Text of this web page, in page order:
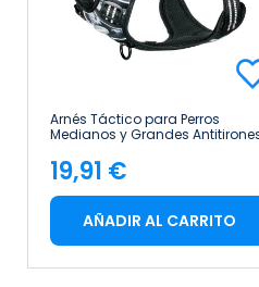
Arnés Táctico para Perros
Medianos y Grandes
S Glückpet
Precio
19,91 €
AÑADIR AL CARRITO